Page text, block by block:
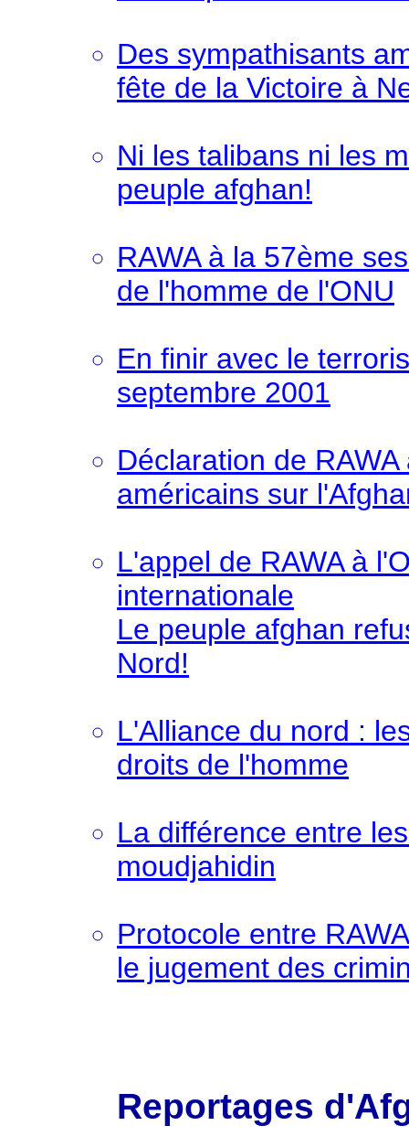
Des sympathisants
fête de la Victoire à
Ni les talibans ni les
peuple afghan!
RAWA à la 57ème
de l'homme de l'ONU
En finir avec le
septembre 2001
Déclaration de
américains sur
L'appel de RAWA à
internationale
Le peuple afghan
Nord!
L'Alliance du nord :
droits de l'homme
La différence entre
moudjahidin
Protocole entre
le jugement des
Reportages